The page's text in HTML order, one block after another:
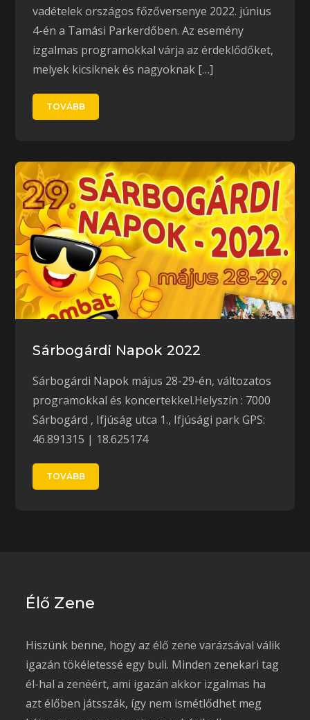
vadételek országos főzőversenye 2022. június
4-én a Tamási Parkerdőben. Az esemény
izgalmas programokkal várja az érdeklődőket,
melyek kicsiknek és nagyoknak […]
TOVÁBB
Sárbogárdi Napok 2022
Sárbogárdi Napok május 28-29-én, változatos
programokkal és koncertekkel.Helyszín : 7000
Sárbogárd , Ifjúság utca 1., Ifjúsági park GPS:
46.891315 | 18.625174
TOVÁBB
Élő Zene
Hiszünk benne, hogy az élő zene varázsával válik
igazán tökéletessé egy buli. Minden zenekari tag
él-hal a zenéért, ami igazán akkor izgalmas ha
azt élőben játsszák, így nem ismétlődhet meg